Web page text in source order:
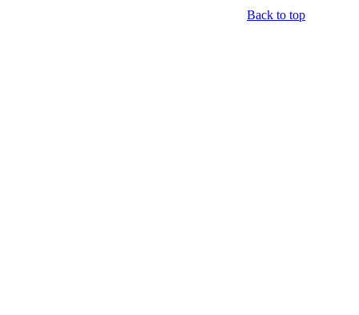
Back to top